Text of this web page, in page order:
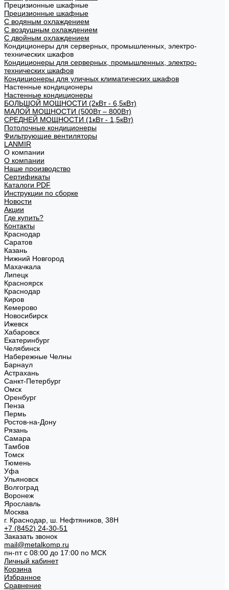
Прецизионные шкафные
Прецизионные шкафные
С водяным охлаждением
С воздушным охлаждением
С двойным охлаждением
Кондиционеры для серверных, промышленных, электро-
технических шкафов
Кондиционеры для серверных, промышленных, электро-
технических шкафов
Кондиционеры для уличных климатических шкафов
Настенные кондиционеры
Настенные кондиционеры
БОЛЬШОЙ МОЩНОСТИ (2кВт - 6,5кВт)
МАЛОЙ МОЩНОСТИ (500Вт – 800Вт)
СРЕДНЕЙ МОЩНОСТИ (1кВт - 1,5кВт)
Потолочные кондиционеры
Фильтрующие вентиляторы
LANMIR
О компании
О компании
Наше производство
Сертификаты
Каталоги PDF
Инструкции по сборке
Новости
Акции
Где купить?
Контакты
Краснодар
Саратов
Казань
Нижний Новгород
Махачкала
Липецк
Красноярск
Краснодар
Киров
Кемерово
Новосибирск
Ижевск
Хабаровск
Екатеринбург
Челябинск
Набережные Челны
Барнаул
Астрахань
Санкт-Петербург
Омск
Оренбург
Пенза
Пермь
Ростов-на-Дону
Рязань
Самара
Тамбов
Томск
Тюмень
Уфа
Ульяновск
Волгоград
Воронеж
Ярославль
Москва
г. Краснодар, ш. Нефтяников, 38Н
+7 (8452) 24-30-51
Заказать звонок
mail@metalkomp.ru
пн-пт с 08:00 до 17:00 по МСК
Личный кабинет
Корзина
Избранное
Сравнение